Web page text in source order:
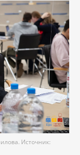
Источник: